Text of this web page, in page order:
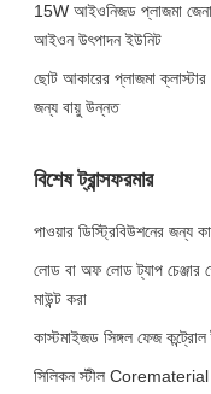
15W আইওনিজড প্লাজমা
আইওন উৎপাদন ইউনিট
ছোট আকারের প্লাজমা
জন্য বায়ু উন্নত
বিশেষ ট্রান্সফরমার
পাওয়ার ডিস্ট্রিবিউশনের জন্য
লোড বা অফ লোড ট্যাপ চেঞ্জার
মাউন্ট করা
কাস্টমাইজড সিঙ্গল ফেজ কন্ট্রোল
সিলিকন স্টীল Corematerial